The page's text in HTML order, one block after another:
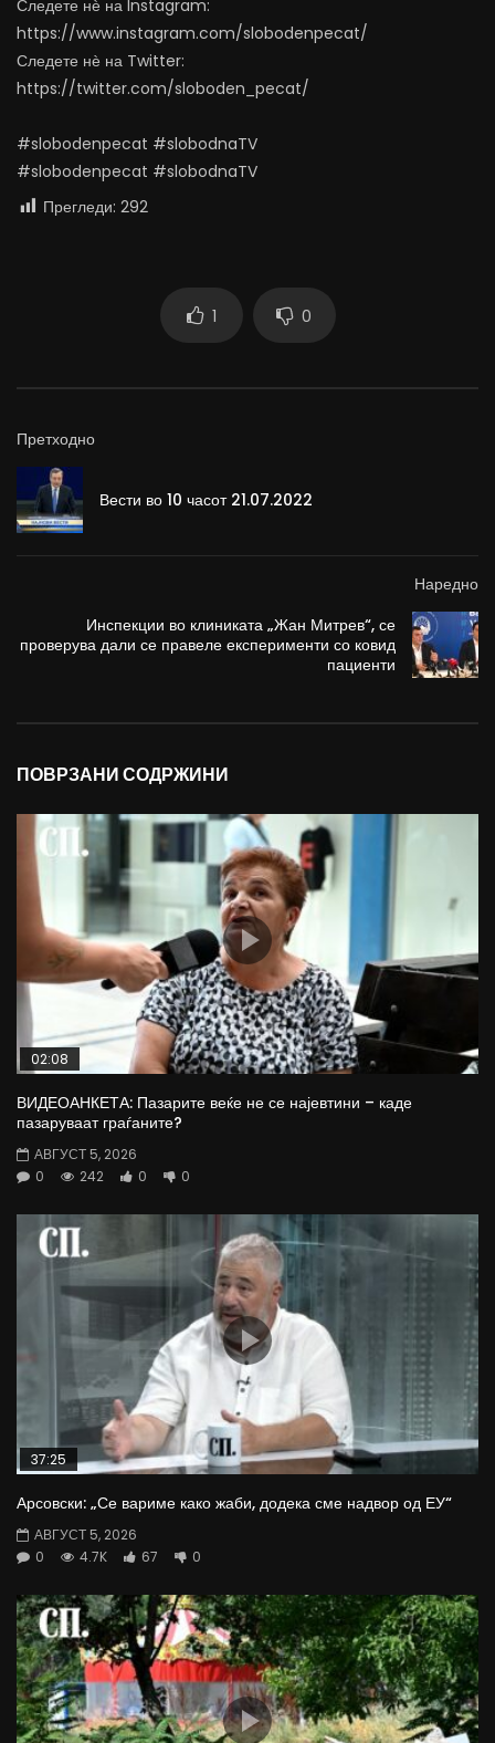
Следете нѐ на Instagram:
https://www.instagram.com/slobodenpecat/
Следете нѐ на Twitter:
https://twitter.com/sloboden_pecat/
#slobodenpecat #slobodnaTV
#slobodenpecat #slobodnaTV
Прегледи: 292
1 0
Претходно
Вести во 10 часот 21.07.2022
Наредно
Инспекции во клиниката „Жан Митрев“, се
проверува дали се правеле експерименти со ковид
пациенти
ПОВРЗАНИ СОДРЖИНИ
02:08
ВИДЕОАНКЕТА: Пазарите веќе не се најевтини – каде
пазаруваат граѓаните?
АВГУСТ 5, 2026
0
242 0 0
37:25
Арсовски: „Се вариме како жаби, додека сме надвор од ЕУ“
АВГУСТ 5, 2026
0
4.7K 67 0